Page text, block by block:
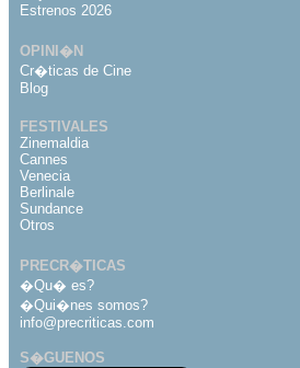
Estrenos 2026
OPINI�N
Cr�ticas de Cine
Blog
FESTIVALES
Zinemaldia
Cannes
Venecia
Berlinale
Sundance
Otros
PRECR�TICAS
�Qu� es?
�Qui�nes somos?
info@precriticas.com
S�GUENOS